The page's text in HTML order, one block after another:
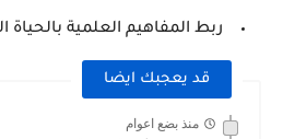
ربط المفاهيم العلمية بالحياة
قد يعجبك ايضا
منذ بضع اعوام